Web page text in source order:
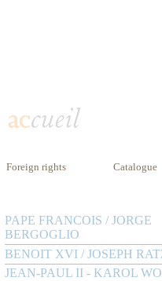
Foreign rights Catalogue
PAPE FRANCOIS / JORGE
BERGOGLIO
BENOIT XVI / JOSEPH
JEAN-PAUL II - KAROL